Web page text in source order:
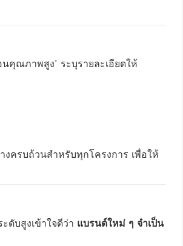
คุณภาพสูง” ระบุรายละเอียดให้
งครบถ้วนสำหรับทุกโครงการ เพื่อให้
ดับสูงเข้าใจดีว่า แบรนด์ใหม่ ๆ จำเป็น